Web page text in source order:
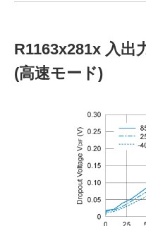
R1163x281x 入出
(高速モード)